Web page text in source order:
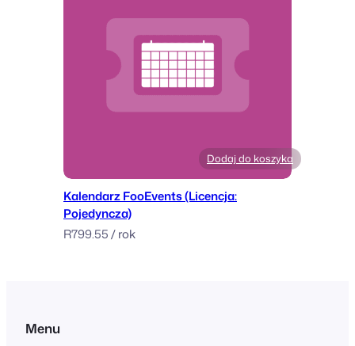
Dodaj do koszyka
Kalendarz FooEvents (Licencja:
Pojedyncza)
R799.55/ rok
Menu